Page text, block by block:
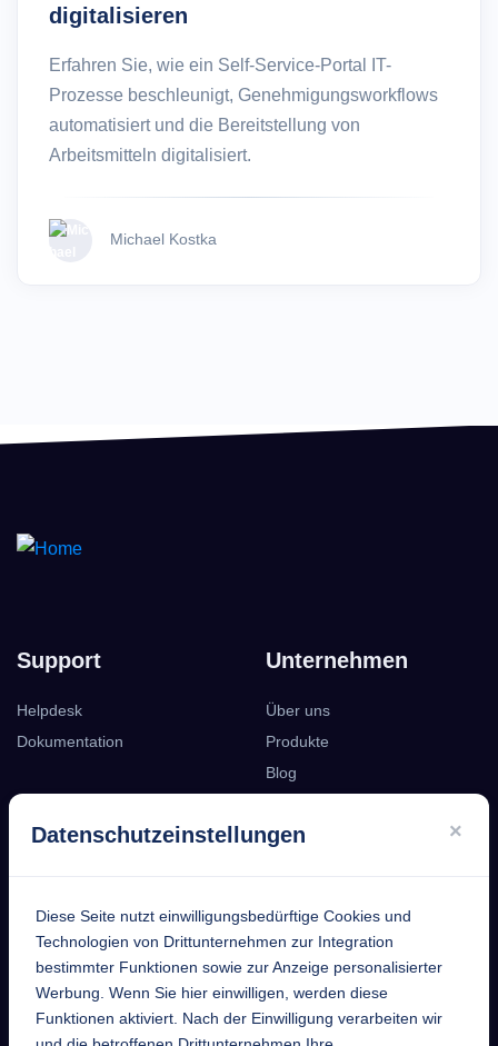
Datenschutzeinstellungen ×
Diese Seite nutzt einwilligungsbedürftige Cookies und
Technologien von Drittunternehmen zur Integration
bestimmter Funktionen sowie zur Anzeige personalisierter
Werbung. Wenn Sie hier einwilligen, werden diese
Funktionen aktiviert. Nach der Einwilligung verarbeiten wir
digitalisieren
Erfahren Sie, wie ein Self-Service-Portal IT-
Prozesse beschleunigt, Genehmigungsworkflows
automatisiert und die Bereitstellung von
Arbeitsmitteln digitalisiert.
Michael Kostka
Support
Helpdesk
Dokumentation
Unternehmen
Über uns
Produkte
Blog
Kontakt
EntekSystems
GmbH
Großmannstraße 17